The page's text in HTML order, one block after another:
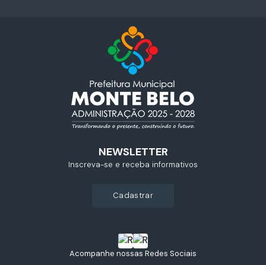
Acompanhe nossas Redes Sociais
NEWSLETTER
Inscreva-se e receba informativos
cadastrar